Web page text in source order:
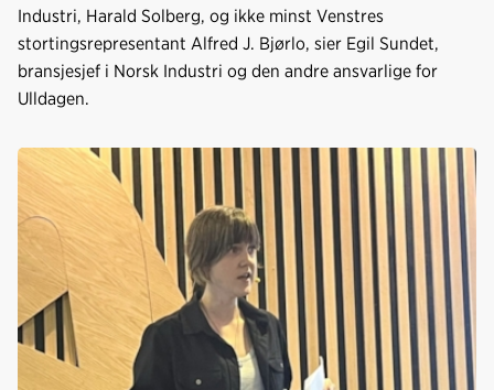
Industri, Harald Solberg, og ikke minst Venstres
stortingsrepresentant Alfred J. Bjørlo, sier Egil Sundet,
bransjesjef i Norsk Industri og den andre ansvarlige for
Ulldagen.